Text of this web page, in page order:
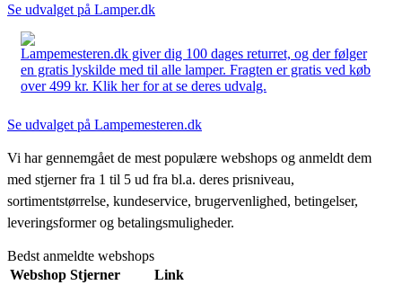
Se udvalget på Lamper.dk
Lampemesteren.dk giver dig 100 dages returret, og der følger
en gratis lyskilde med til alle lamper. Fragten er gratis ved køb
over 499 kr. Klik her for at se deres udvalg.
Se udvalget på Lampemesteren.dk
Vi har gennemgået de mest populære webshops og anmeldt dem
med stjerner fra 1 til 5 ud fra bl.a. deres prisniveau,
sortimentstørrelse, kundeservice, brugervenlighed, betingelser,
leveringsformer og betalingsmuligheder.
Bedst anmeldte webshops
Webshop Stjerner
Link